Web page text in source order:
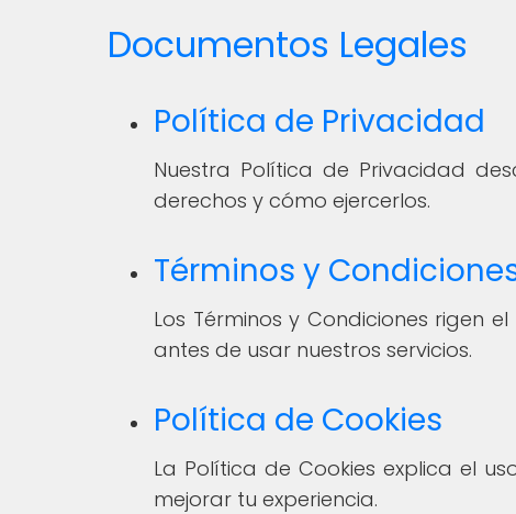
Documentos Legales
Política de Privacidad
Nuestra Política de Privacidad
derechos y cómo ejercerlos.
Términos y
Los Términos y Condiciones rigen
antes de usar nuestros servicios.
Política de Cookies
La Política de Cookies explica el
mejorar tu experiencia.